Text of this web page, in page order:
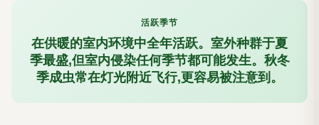
活跃季节
在供暖的室内环境中全年活跃。室外种群于夏
季最盛,但室内侵染任何季节都可能发生。秋冬
季成虫常在灯光附近飞行,更容易被注意到。